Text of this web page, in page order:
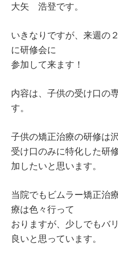
大矢 浩登です。
いきなりですが、来週の
に研修会に
参加して来ます！
内容は、子供の受け口の
す。
子供の矯正治療の研修は
受け口のみに特化した研
加したいと思います。
当院でもビムラー矯正治
療は色々行って
おりますが、少しでもバ
良いと思っています。